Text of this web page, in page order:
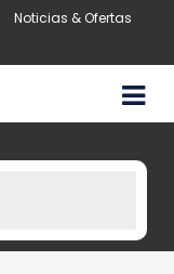
Noticias & Ofertas